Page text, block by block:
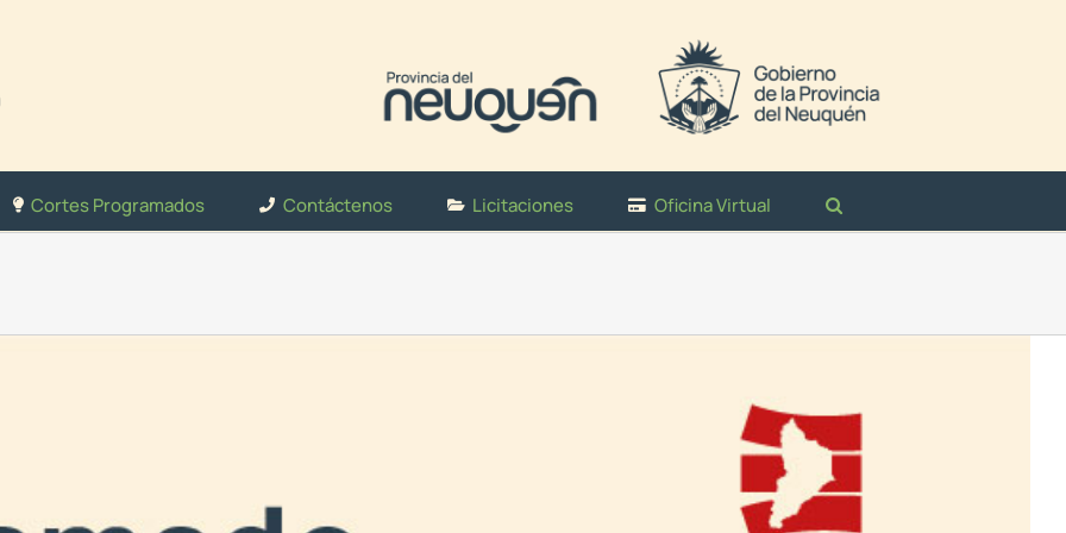
Cortes Programados Contáctenos Licitaciones Oficina Virtual